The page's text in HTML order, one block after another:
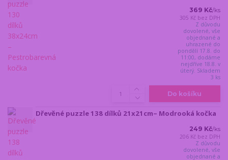
369 Kč/ks
305 Kč bez DPH
Z důvodu
dovolené, vše
objednané a
uhrazené do
pondělí 17.8. do
11:00, dodáme
nejdříve 18.8. v
úterý. Skladem
3 ks
Do košíku
Dřevěné puzzle 138 dílků 21x21cm– Modrooká kočka
249 Kč/ks
206 Kč bez DPH
Z důvodu
dovolené, vše
objednané a